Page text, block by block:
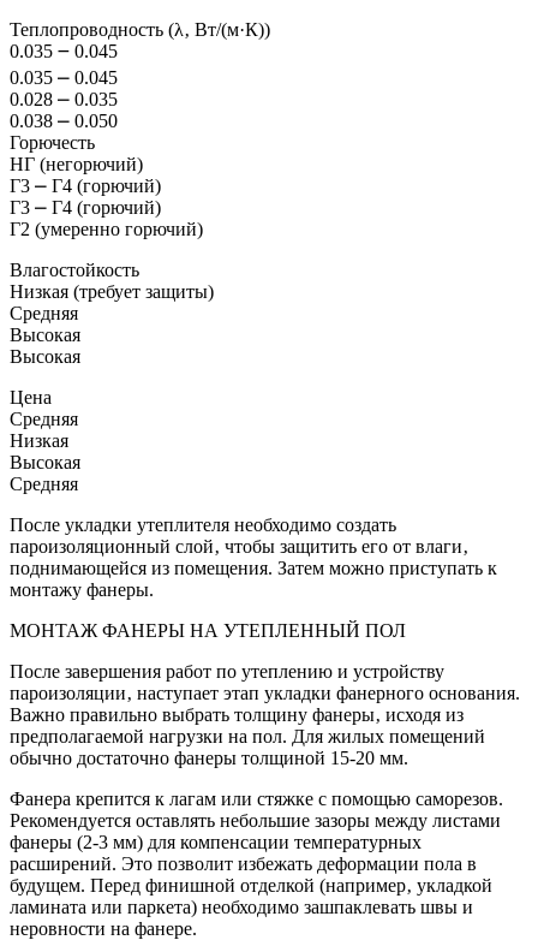
Теплопроводность (λ‚ Вт/(м·К))
0.035 ౼ 0.045
0.035 ⎼ 0.045
0.028 ⎼ 0.035
0.038 ⎼ 0.050
Горючесть
НГ (негорючий)
Г3 ⎼ Г4 (горючий)
Г3 ⎼ Г4 (горючий)
Г2 (умеренно горючий)
Влагостойкость
Низкая (требует защиты)
Средняя
Высокая
Высокая
Цена
Средняя
Низкая
Высокая
Средняя
После укладки утеплителя необходимо создать
пароизоляционный слой‚ чтобы защитить его от влаги‚
поднимающейся из помещения. Затем можно приступать к
монтажу фанеры.
МОНТАЖ ФАНЕРЫ НА УТЕПЛЕННЫЙ ПОЛ
После завершения работ по утеплению и устройству
пароизоляции‚ наступает этап укладки фанерного основания.
Важно правильно выбрать толщину фанеры‚ исходя из
предполагаемой нагрузки на пол. Для жилых помещений
обычно достаточно фанеры толщиной 15-20 мм.
Фанера крепится к лагам или стяжке с помощью саморезов.
Рекомендуется оставлять небольшие зазоры между листами
фанеры (2-3 мм) для компенсации температурных
расширений. Это позволит избежать деформации пола в
будущем. Перед финишной отделкой (например‚ укладкой
ламината или паркета) необходимо зашпаклевать швы и
неровности на фанере.